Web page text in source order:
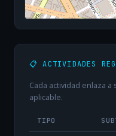
📋 ACTIVIDADES
Cada actividad enlaza a
aplicable.
TIPO